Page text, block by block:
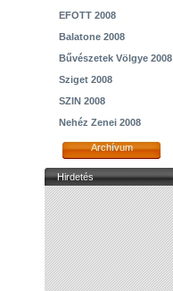
EFOTT 2008
Balatone 2008
Bűvészetek Völgye 2008
Sziget 2008
SZIN 2008
Nehéz Zenei 2008
Archívum
Hirdetés